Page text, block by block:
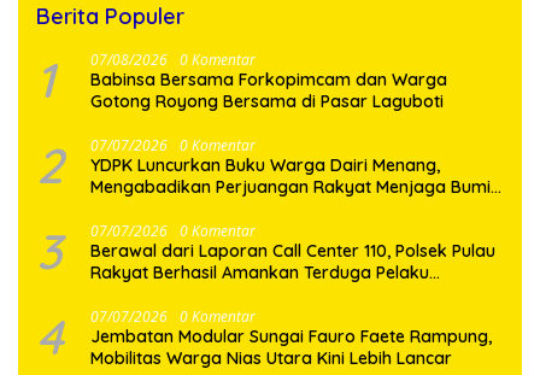
Berita Populer
1 07/08/2026 0 Komentar
Babinsa Bersama Forkopimcam dan Warga
Gotong Royong Bersama di Pasar Laguboti
2 07/07/2026 0 Komentar
YDPK Luncurkan Buku Warga Dairi Menang,
Mengabadikan Perjuangan Rakyat Menjaga Bumi
3 07/07/2026 0 Komentar
Berawal dari Laporan Call Center 110, Polsek Pulau
Rakyat Berhasil Amankan Terduga Pelaku
4 07/07/2026 0 Komentar
Jembatan Modular Sungai Fauro Faete Rampung,
Mobilitas Warga Nias Utara Kini Lebih Lancar